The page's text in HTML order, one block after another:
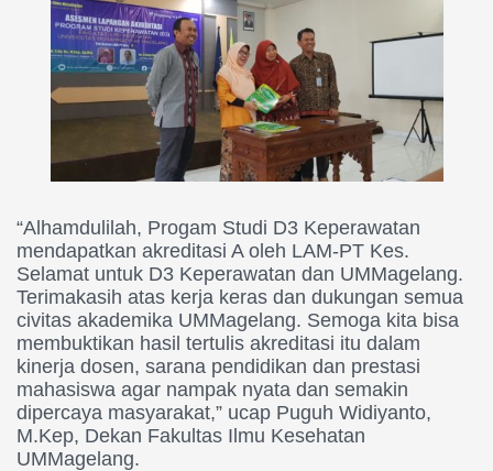
“Alhamdulilah, Progam Studi D3 Keperawatan
mendapatkan akreditasi A oleh LAM-PT Kes.
Selamat untuk D3 Keperawatan dan UMMagelang.
Terimakasih atas kerja keras dan dukungan semua
civitas akademika UMMagelang. Semoga kita bisa
membuktikan hasil tertulis akreditasi itu dalam
kinerja dosen, sarana pendidikan dan prestasi
mahasiswa agar nampak nyata dan semakin
dipercaya masyarakat,” ucap Puguh Widiyanto,
M.Kep, Dekan Fakultas Ilmu Kesehatan
UMMagelang.